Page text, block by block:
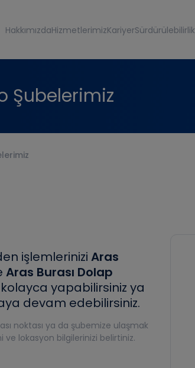
HakkımızdaHizmetlerimizKariyerSürdürülebilirlik
Şubelerimiz
işlemlerinizi Aras
Aras Burası Dolap
yapabilirsiniz ya
devam edebilirsiniz.
noktası ya da şubemize ulaşmak
lokasyon bilgilerinizi belirtiniz.